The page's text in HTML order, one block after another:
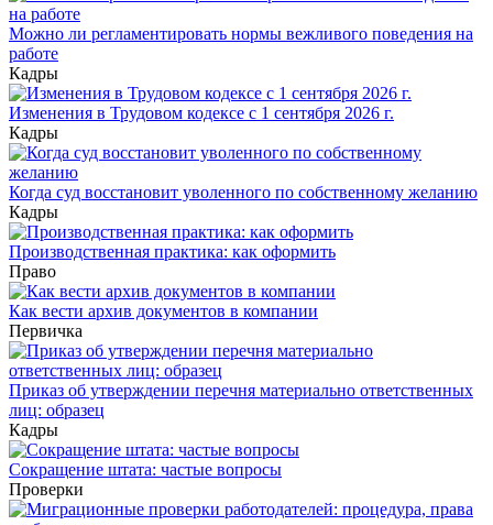
Можно ли регламентировать нормы вежливого поведения на
работе
Кадры
Изменения в Трудовом кодексе с 1 сентября 2026 г.
Кадры
Когда суд восстановит уволенного по собственному желанию
Кадры
Производственная практика: как оформить
Право
Как вести архив документов в компании
Первичка
Приказ об утверждении перечня материально ответственных
лиц: образец
Кадры
Сокращение штата: частые вопросы
Проверки